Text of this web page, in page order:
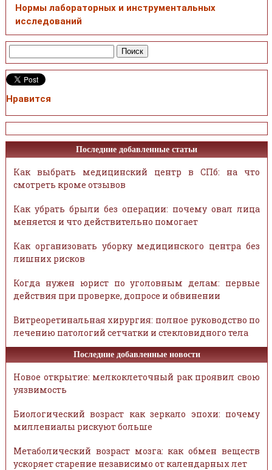
Нормы лабораторных и инструментальных
исследований
Нравится
Последние добавленные статьи
Как выбрать медицинский центр в СПб: на что
смотреть кроме отзывов
Как убрать брыли без операции: почему овал лица
меняется и что действительно помогает
Как организовать уборку медицинского центра без
лишних рисков
Когда нужен юрист по уголовным делам: первые
действия при проверке, допросе и обвинении
Витреоретинальная хирургия: полное руководство по
лечению патологий сетчатки и стекловидного тела
Последние добавленные новости
Новое открытие: мелкоклеточный рак проявил свою
уязвимость
Биологический возраст как зеркало эпохи: почему
миллениалы рискуют больше
Метаболический возраст мозга: как обмен веществ
ускоряет старение независимо от календарных лет